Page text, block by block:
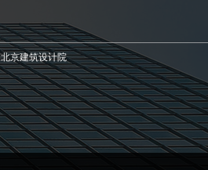
北京建筑设计院